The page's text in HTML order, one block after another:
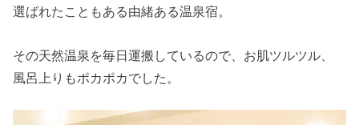
選ばれたこともある由緒ある温泉宿。
その天然温泉を毎日運搬しているので、お肌ツルツル、
風呂上りもポカポカでした。